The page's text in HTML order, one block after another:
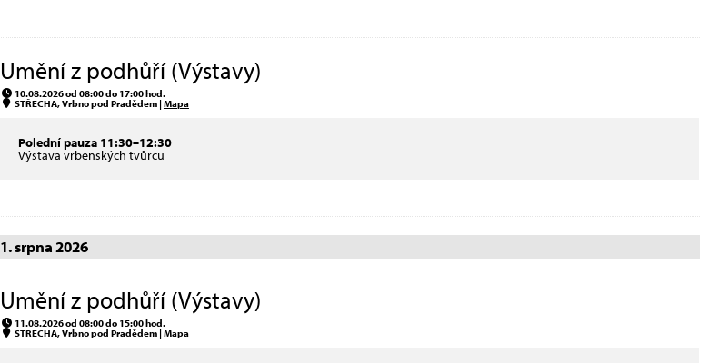
Umění z podhůří (Výstavy)
10.08.2026 od 08:00 do 17:00 hod.
STŘECHA, Vrbno pod Pradědem |Mapa
Polední pauza 11:30–12:30
Výstava vrbenských tvůrcu
srpna 2026
Umění z podhůří (Výstavy)
11.08.2026 od 08:00 do 15:00 hod.
STŘECHA, Vrbno pod Pradědem |Mapa